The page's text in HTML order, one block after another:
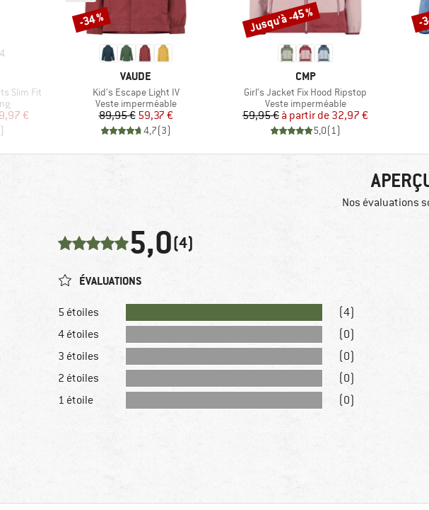
4
Slim Fit
€
)
MARQUE
VAUDE
Article
Kid's Escape Light IV
Product group
Veste imperméable
Prix
89,95 €Prix réduit
59,37 €
4,7(3)
Remise
-34 %
MARQUE
CMP
Article
Girl's Jacket Fix Hood Ripstop
Product group
Veste imperméable
Prix
59,95 € Prix réduit
à partir de 32,97 €
5,0(1)
Remise
Jusqu'à -45 % -
Nos évaluations
5,0(4)
ÉVALUATIONS
5 étoiles
(4)
4 étoiles
(0)
3 étoiles
(0)
2 étoiles
(0)
1 étoile
(0)